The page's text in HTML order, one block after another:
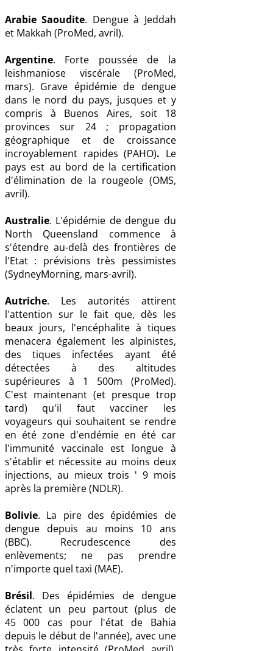
Arabie Saoudite. Dengue à Jeddah
et Makkah (ProMed, avril).
Argentine. Forte poussée de la
leishmaniose viscérale (ProMed,
mars). Grave épidémie de dengue
dans le nord du pays, jusques et y
compris à Buenos Aires, soit 18
provinces sur 24 ; propagation
géographique et de croissance
incroyablement rapides (PAHO). Le
pays est au bord de la certification
d'élimination de la rougeole (OMS,
avril).
Australie. L'épidémie de dengue du
North Queensland commence à
s'étendre au-delà des frontières de
l'Etat : prévisions très pessimistes
(SydneyMorning, mars-avril).
Autriche. Les autorités attirent
l'attention sur le fait que, dès les
beaux jours, l'encéphalite à tiques
menacera également les alpinistes,
des tiques infectées ayant été
détectées à des altitudes
supérieures à 1 500m (ProMed).
C'est maintenant (et presque trop
tard) qu'il faut vacciner les
voyageurs qui souhaitent se rendre
en été zone d'endémie en été car
l'immunité vaccinale est longue à
s'établir et nécessite au moins deux
injections, au mieux trois ' 9 mois
après la première (NDLR).
Bolivie. La pire des épidémies de
dengue depuis au moins 10 ans
(BBC). Recrudescence des
enlèvements; ne pas prendre
n'importe quel taxi (MAE).
Brésil. Des épidémies de dengue
éclatent un peu partout (plus de
45 000 cas pour l'état de Bahia
depuis le début de l'année), avec une